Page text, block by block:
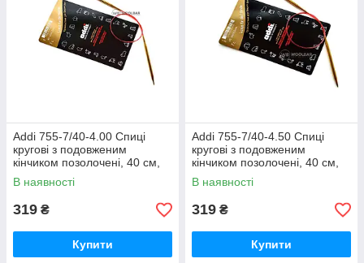
Addi 755-7/40-4.00 Спиці
кругові з подовженим
кінчиком позолочені, 40 см,
4.00 мм
В наявності
319 ₴
Купити
Addi 755-7/40-4.50 Спиці
кругові з подовженим
кінчиком позолочені, 40 см,
4.50 мм
В наявності
319 ₴
Купити